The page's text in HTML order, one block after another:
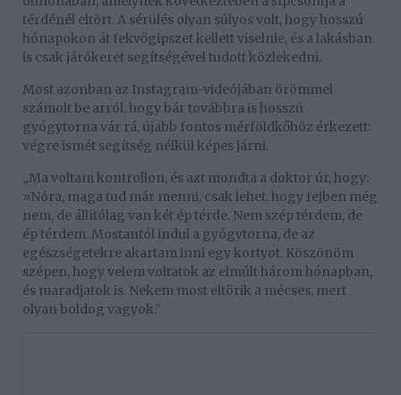
térdénél eltört. A sérülés olyan súlyos volt, hogy hosszú
hónapokon át fekvőgipszet kellett viselnie, és a lakásban
is csak járókeret segítségével tudott közlekedni.
Most azonban az Instagram-videójában örömmel
számolt be arról, hogy bár továbbra is hosszú
gyógytorna vár rá, újabb fontos mérföldkőhöz érkezett:
végre ismét segítség nélkül képes járni.
„Ma voltam kontrollon, és azt mondta a doktor úr, hogy:
»Nóra, maga tud már menni, csak lehet, hogy fejben még
nem, de állítólag van két ép térde. Nem szép térdem, de
ép térdem. Mostantól indul a gyógytorna, de az
egészségetekre akartam inni egy kortyot. Köszönöm
szépen, hogy velem voltatok az elmúlt három hónapban,
és maradjatok is. Nekem most eltörik a mécses, mert
olyan boldog vagyok.”